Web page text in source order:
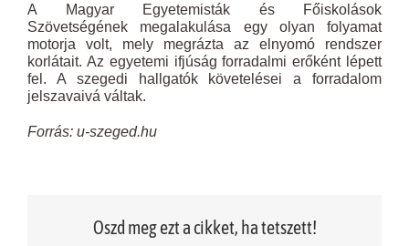
A Magyar Egyetemisták és Főiskolások
Szövetségének megalakulása egy olyan folyamat
motorja volt, mely megrázta az elnyomó rendszer
korlátait. Az egyetemi ifjúság forradalmi erőként lépett
fel. A szegedi hallgatók követelései a forradalom
jelszavaivá váltak.
Forrás: u-szeged.hu
Oszd meg ezt a cikket, ha tetszett!